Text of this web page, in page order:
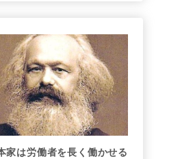
家は労働者を長く働かせる